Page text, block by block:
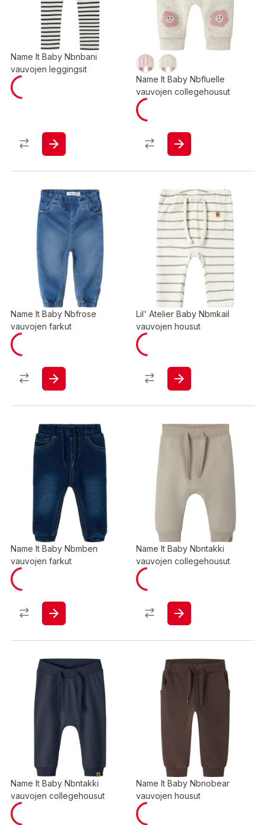
Name It Baby Nbnbani
vauvojen leggingsit
Name It Baby Nbfluelle
vauvojen collegehousut
Name It Baby Nbfrose
vauvojen farkut
Lil' Atelier Baby Nbmkail
vauvojen housut
Name It Baby Nbmben
vauvojen farkut
Name It Baby Nbntakki
vauvojen collegehousut
Name It Baby Nbntakki
vauvojen collegehousut
Name It Baby Nbnobear
vauvojen housut